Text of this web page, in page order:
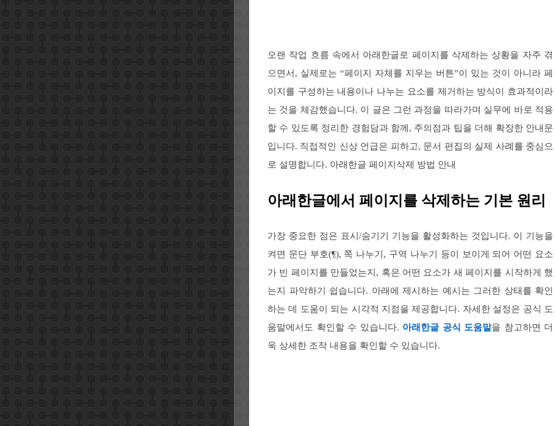
오랜 작업 흐름 속에서 아래한글로 페이지를 삭제하는 상황을 자주 겪
으면서, 실제로는 “페이지 자체를 지우는 버튼”이 있는 것이 아니라 페
이지를 구성하는 내용이나 나누는 요소를 제거하는 방식이 효과적이라
는 것을 체감했습니다. 이 글은 그런 과정을 따라가며 실무에 바로 적용
할 수 있도록 정리한 경험담과 함께, 주의점과 팁을 더해 확장한 안내문
입니다. 직접적인 신상 언급은 피하고, 문서 편집의 실제 사례를 중심으
로 설명합니다. 아래한글 페이지삭제 방법 안내
아래한글에서 페이지를 삭제하는 기본 원리
가장 중요한 점은 표시/숨기기 기능을 활성화하는 것입니다. 이 기능을
켜면 문단 부호(¶), 쪽 나누기, 구역 나누기 등이 보이게 되어 어떤 요소
가 빈 페이지를 만들었는지, 혹은 어떤 요소가 새 페이지를 시작하게 했
는지 파악하기 쉽습니다. 아래에 제시하는 예시는 그러한 상태를 확인
하는 데 도움이 되는 시각적 지점을 제공합니다. 자세한 설정은 공식 도
움말에서도 확인할 수 있습니다. 아래한글 공식 도움말을 참고하면 더
욱 상세한 조작 내용을 확인할 수 있습니다.